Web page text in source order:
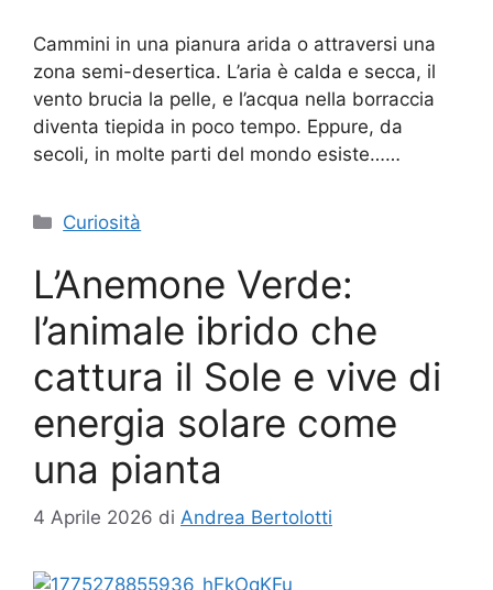
Cammini in una pianura arida o attraversi una
zona semi-desertica. L’aria è calda e secca, il
vento brucia la pelle, e l’acqua nella borraccia
diventa tiepida in poco tempo. Eppure, da
secoli, in molte parti del mondo esiste……
Categorie
Curiosità
L’Anemone Verde:
l’animale ibrido che
cattura il Sole e vive di
energia solare come
una pianta
4 Aprile 2026 di Andrea Bertolotti